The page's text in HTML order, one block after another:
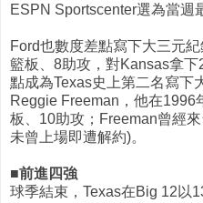
ESPN Sportscenter選為當週
Ford也數度差點寫下大三元
籃板、8助攻，對Kansas拿
點成為Texas史上第二名寫下
Reggie Freeman，他在
板、10助攻；Freeman曾經
未曾上場即遭解約)。
■前進四強
球季結束，Texas在Big 12以